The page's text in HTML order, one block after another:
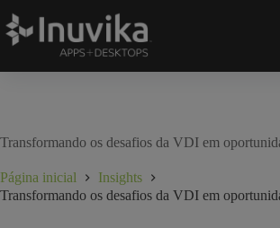
Transformando os desafios da VDI em
Página inicial
Insights
Transformando os desafios da VDI em